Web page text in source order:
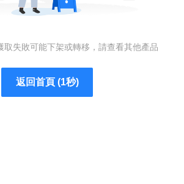
取失敗可能下架或轉移，請查看其他產品
返回首頁 (1秒)